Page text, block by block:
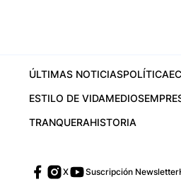
ÚLTIMAS NOTICIASPOLÍTICA
ESTILO DE VIDAMEDIOS
TRANQUERAHISTORIA
X Suscripción Newsletter